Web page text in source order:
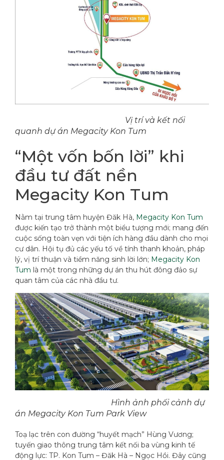
Vị trí và kết nối
quanh dự án Megacity Kon Tum
“Một vốn bốn lời” khi
đầu tư đất nền
Megacity Kon Tum
Nằm tại trung tâm huyện Đăk Hà, Megacity Kon Tum
được kiến tạo trở thành một biểu tượng mới; mang đến
cuộc sống toàn vẹn với tiện ích hàng đầu dành cho mọi
cư dân. Hội tụ đủ các yếu tố về tính thanh khoản, pháp
lý, vị trí thuận và tiềm năng sinh lời lớn; Megacity Kon
Tum là một trong những dự án thu hút đông đảo sự
quan tâm của các nhà đầu tư.
Hình ảnh phối cảnh dự
án Megacity Kon Tum Park View
Toạ lạc trên con đường “huyết mạch” Hùng Vương;
tuyến giao thông trung tâm kết nối ba vùng kinh tế
động lực: TP. Kon Tum – Đăk Hà – Ngọc Hồi. Đây cũng